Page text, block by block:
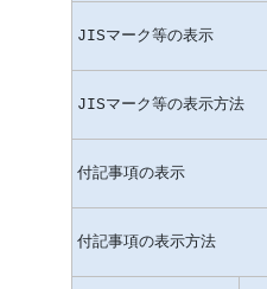
JISマーク等の表示
JISマーク等の表示方法
付記事項の表示
付記事項の表示方法